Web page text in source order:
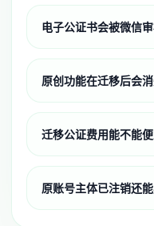
电子公证书会被微信审
原创功能在迁移后会消
迁移公证费用能不能便
原账号主体已注销还